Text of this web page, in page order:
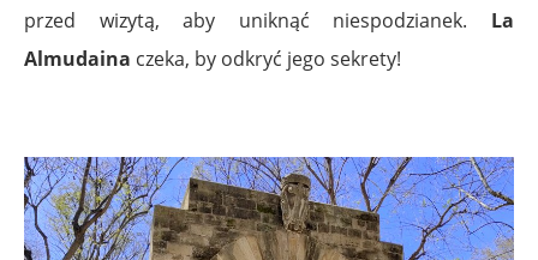
przed wizytą, aby uniknąć niespodzianek. La
Almudaina czeka, by odkryć jego sekrety!